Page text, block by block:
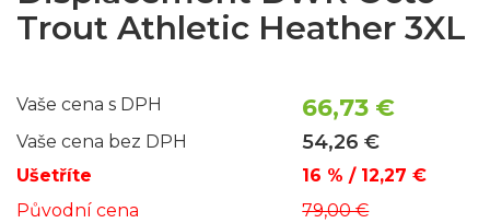
Trout Athletic Heather 3XL
Vaše cena s DPH 66,73 €
Vaše cena bez DPH 54,26 €
Ušetříte
16 % / 12,27 €
Původní cena
79,00 €